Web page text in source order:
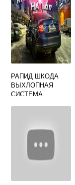
РАПИД ШКОДА
ВЫХЛОПНАЯ
СИСТЕМА